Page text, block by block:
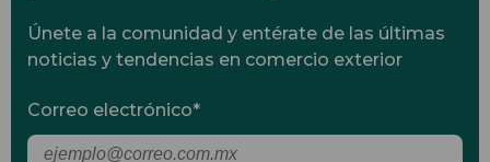
Únete a la comunidad y entérate de las últimas
noticias y tendencias en comercio exterior
Correo electrónico*